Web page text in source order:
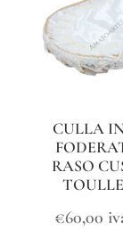
CULLA
RASO
€60,00